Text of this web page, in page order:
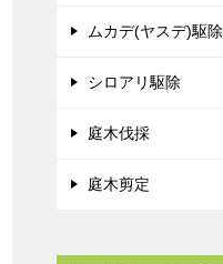
ムカデ(ヤスデ)駆除
シロアリ駆除
庭木伐採
庭木剪定